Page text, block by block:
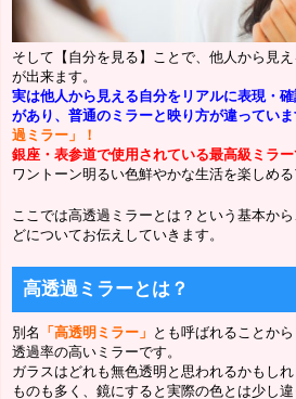
そして【自分を見る】ことで、他人から見
が出来ます。
実は他人から見える自分をリアルに表現・
があり、普通のミラーと映り方が違っていま
過ミラー」！
銀座・表参道で使用されている最高級ミラー
ワントーン明るい色鮮やかな生活を楽しめる
ここでは高透過ミラーとは？という基本か
どについてお伝えしていきます。
高透過ミラーとは？
別名 「高透明ミラー」 とも呼ばれることか
透過率の高いミラーです。
ガラスはどれも無色透明と思われるかもし
ものも多く、鏡にすると実際の色とは少し違